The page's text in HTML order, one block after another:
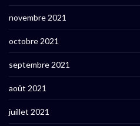
novembre 2021
octobre 2021
septembre 2021
août 2021
juillet 2021